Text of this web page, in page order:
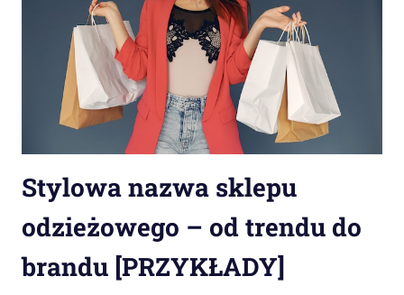
Stylowa nazwa sklepu
odzieżowego – od trendu do
brandu [PRZYKŁADY]